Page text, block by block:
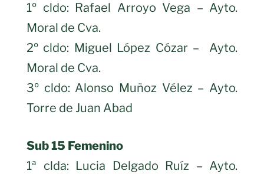
1º cldo: Rafael Arroyo Vega – Ayto.
Moral de Cva.
2º cldo: Miguel López Cózar – Ayto.
Moral de Cva.
3º cldo: Alonso Muñoz Vélez – Ayto.
Torre de Juan Abad
Sub 15 Femenino
1ª clda: Lucia Delgado Ruíz – Ayto.